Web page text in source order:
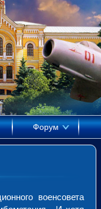
Форум
военсовета